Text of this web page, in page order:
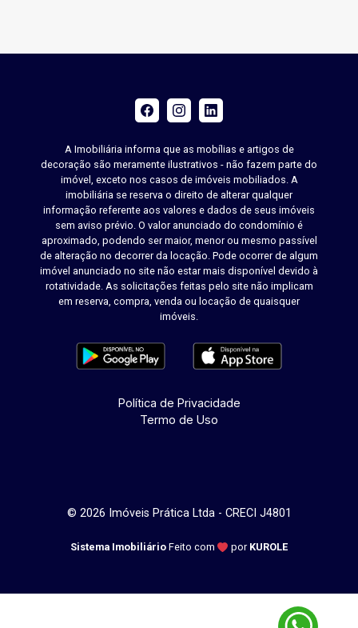
A Imobiliária informa que as mobílias e artigos de
decoração são meramente ilustrativos - não fazem parte do
imóvel, exceto nos casos de imóveis mobiliados. A
imobiliária se reserva o direito de alterar qualquer
informação referente aos valores e dados de seus imóveis
sem aviso prévio. O valor anunciado do condomínio é
aproximado, podendo ser maior, menor ou mesmo passível
de alteração no decorrer da locação. Pode ocorrer de algum
imóvel anunciado no site não estar mais disponível devido à
rotatividade. As solicitações feitas pelo site não implicam
em reserva, compra, venda ou locação de quaisquer
imóveis.
Política de Privacidade
Termo de Uso
© 2026 Imóveis Prática Ltda - CRECI J4801
Sistema Imobiliário Feito com por KUROLE